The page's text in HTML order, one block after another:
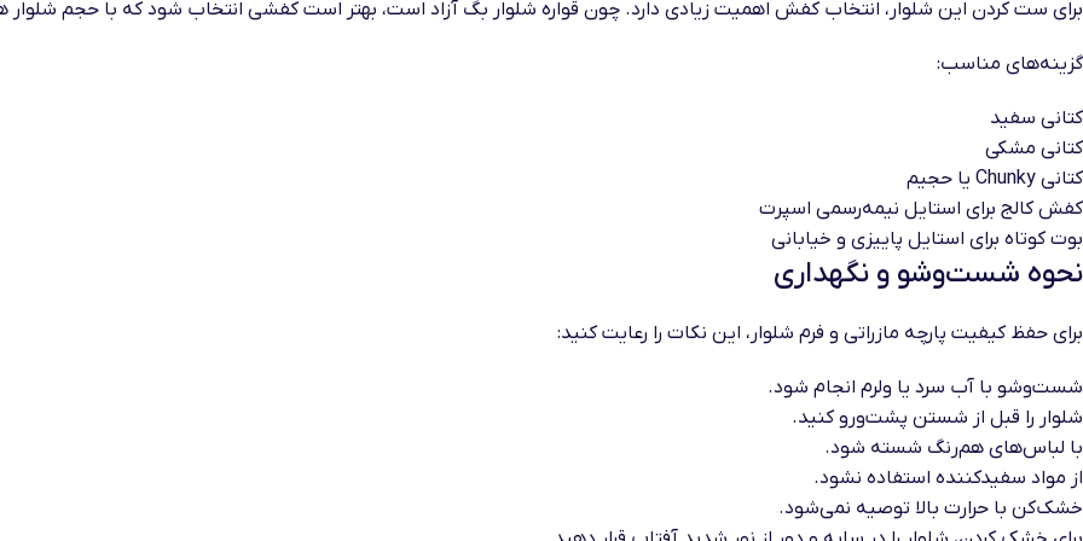
برای ست کردن این شلوار، انتخاب کفش اهمیت زیادی دارد. چون قواره شلوار بگ آزاد است، بهتر است کفشی انتخاب شود که با حجم
گزینه‌های مناسب:
کتانی سفید
کتانی مشکی
کتانی Chunky یا حجیم
کفش کالج برای استایل نیمه‌رسمی اسپرت
بوت کوتاه برای استایل پاییزی و خیابانی
نحوه شست‌وشو و نگهداری
برای حفظ کیفیت پارچه مازراتی و فرم شلوار، این نکات را رعایت کنید:
شست‌وشو با آب سرد یا ولرم انجام شود.
شلوار را قبل از شستن پشت‌ورو کنید.
با لباس‌های هم‌رنگ شسته شود.
از مواد سفیدکننده استفاده نشود.
خشک‌کن با حرارت بالا توصیه نمی‌شود.